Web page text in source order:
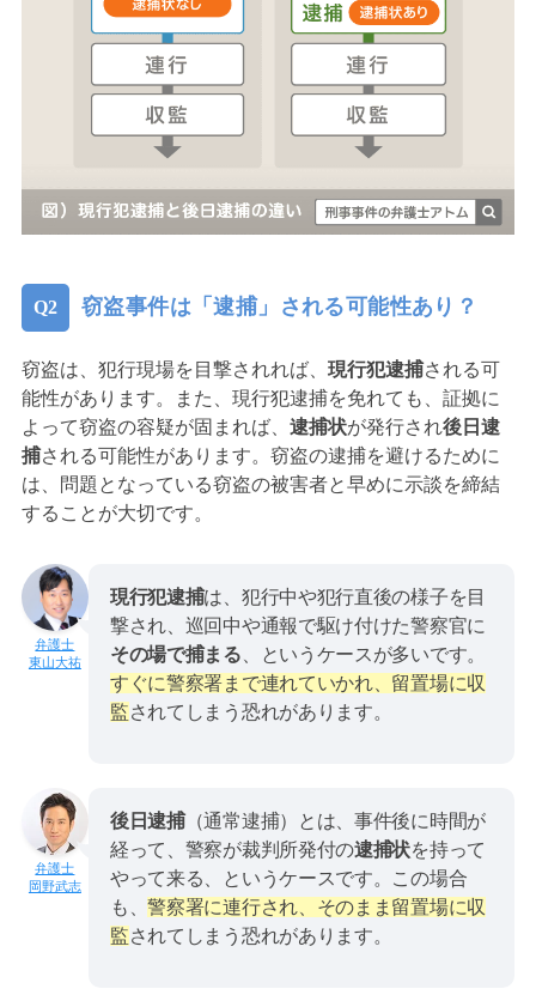
窃盗事件は「逮捕」される可能性あり？
窃盗は、犯行現場を目撃されれば、 現行犯逮捕される可
能性があります。また、現行犯逮捕を免れても、証拠に
よって窃盗の容疑が固まれば、 逮捕状が発行され後日逮
捕される可能性があります。窃盗の逮捕を避けるために
は、問題となっている窃盗の被害者と早めに示談を締結
することが大切です。
東山大祐
現行犯逮捕は、犯行中や犯行直後の様子を目
撃され、巡回中や通報で駆け付けた警察官に
その場で捕まる 、というケースが多いです。
すぐに警察署まで連れていかれ、留置場に収
監されてしまう恐れがあります。
岡野武志
後日逮捕（通常逮捕）とは、事件後に時間が
経って、警察が裁判所発付の逮捕状を持って
やって来る、というケースです。この場合
も、警察署に連行され、そのまま留置場に収
監されてしまう恐れがあります。